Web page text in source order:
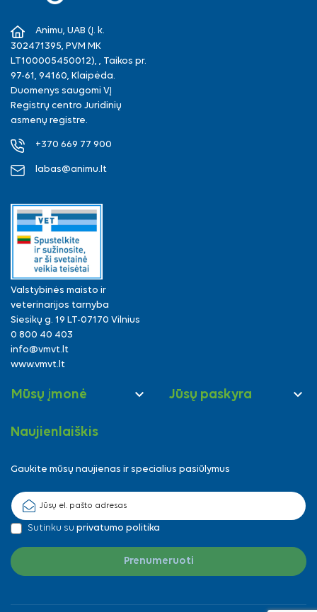
Animu, UAB (Į. k.
302471395, PVM MK
LT100005450012), , Taikos pr.
97-61, 94160, Klaipėda.
Duomenys saugomi VĮ
Registrų centro Juridinių
asmenų registre.
+370 669 77 900
labas@animu.lt
Valstybinės maisto ir
veterinarijos tarnyba
Siesikų g. 19 LT-07170 Vilnius
0 800 40 403
info@vmvt.lt
www.vmvt.lt
Mūsų įmonė  Jūsų paskyra 
Naujienlaiškis
Gaukite mūsų naujienas ir specialius pasiūlymus
Sutinku su privatumo politika